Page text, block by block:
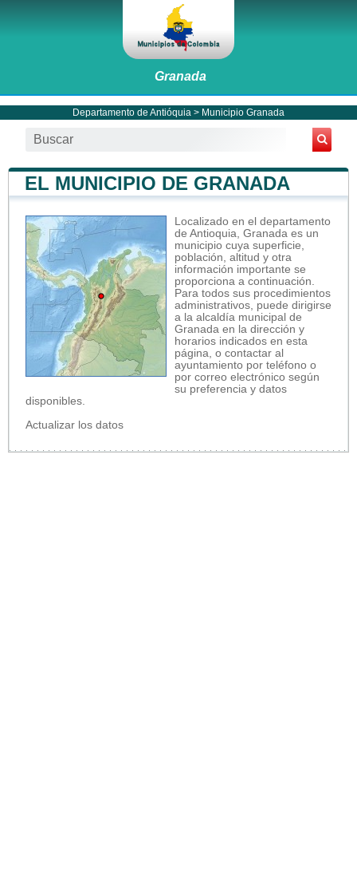
Granada
Departamento de Antióquia > Municipio Granada
EL MUNICIPIO DE GRANADA
Localizado en el departamento
de Antioquia, Granada es un
municipio cuya superficie,
población, altitud y otra
información importante se
proporciona a continuación.
Para todos sus procedimientos
administrativos, puede dirigirse
a la alcaldía municipal de
Granada en la dirección y
horarios indicados en esta
página, o contactar al
ayuntamiento por teléfono o
por correo electrónico según
su preferencia y datos
disponibles.
Actualizar los datos